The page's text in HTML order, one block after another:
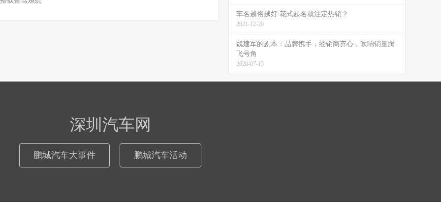
车名越俗越好 花式起名就注定热销？
2021-12-20
魏建军的剧本：品牌携手，经销商齐心，吹响销量腾
飞号角
2020-07-15
深圳汽车网
鹏城汽车大事件 鹏城汽车活动